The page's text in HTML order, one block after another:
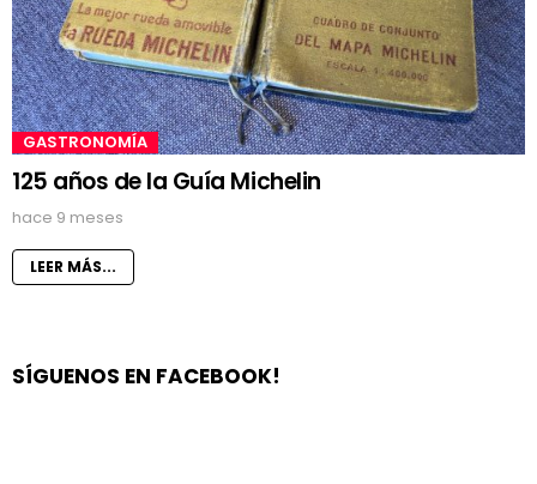
GASTRONOMÍA
125 años de la Guía Michelin
hace 9 meses
LEER MÁS...
SÍGUENOS EN FACEBOOK!